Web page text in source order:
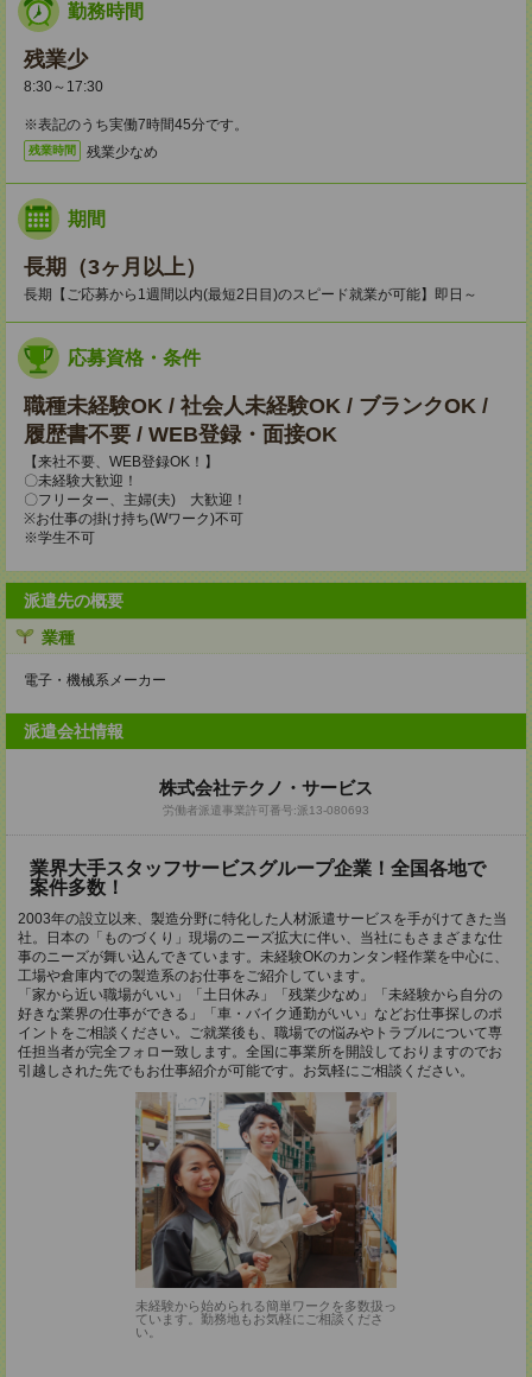
勤務時間
残業少
8:30～17:30
※表記のうち実働7時間45分です。
残業時間 残業少なめ
期間
長期（3ヶ月以上）
長期【ご応募から1週間以内(最短2日目)のスピード就業が可能】即日～
応募資格・条件
職種未経験OK / 社会人未経験OK / ブランクOK /
履歴書不要 / WEB登録・面接OK
【来社不要、WEB登録OK！】
〇未経験大歓迎！
〇フリーター、主婦(夫) 大歓迎！
※お仕事の掛け持ち(Wワーク)不可
※学生不可
派遣先の概要
業種
電子・機械系メーカー
派遣会社情報
株式会社テクノ・サービス
労働者派遣事業許可番号:派13-080693
業界大手スタッフサービスグループ企業！全国各地で
案件多数！
2003年の設立以来、製造分野に特化した人材派遣サービスを手がけてきた当
社。日本の「ものづくり」現場のニーズ拡大に伴い、当社にもさまざまな仕
事のニーズが舞い込んできています。未経験OKのカンタン軽作業を中心に、
工場や倉庫内での製造系のお仕事をご紹介しています。
「家から近い職場がいい」「土日休み」「残業少なめ」「未経験から自分の
好きな業界の仕事ができる」「車・バイク通勤がいい」などお仕事探しのポ
イントをご相談ください。ご就業後も、職場での悩みやトラブルについて専
任担当者が完全フォロー致します。全国に事業所を開設しておりますのでお
引越しされた先でもお仕事紹介が可能です。お気軽にご相談ください。
未経験から始められる簡単ワークを多数扱っ
ています。勤務地もお気軽にご相談くださ
い。